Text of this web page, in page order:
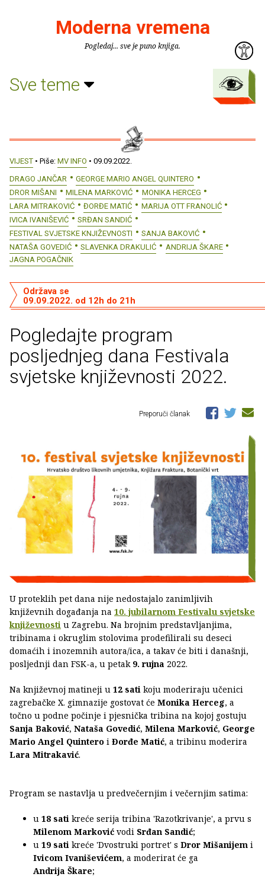
Moderna vremena
Pogledaj... sve je puno knjiga.
Sve teme
VIJEST • Piše: MV INFO • 09.09.2022.
DRAGO JANČAR
GEORGE MARIO ANGEL QUINTERO
DROR MIŠANI
MILENA MARKOVIĆ
MONIKA HERCEG
LARA MITRAKOVIĆ
ĐORĐE MATIĆ
MARIJA OTT FRANOLIĆ
IVICA IVANIŠEVIĆ
SRĐAN SANDIĆ
FESTIVAL SVJETSKE KNJIŽEVNOSTI
SANJA BAKOVIĆ
NATAŠA GOVEDIĆ
SLAVENKA DRAKULIĆ
ANDRIJA ŠKARE
JAGNA POGAČNIK
Pogledajte program
posljednjeg dana Festivala
svjetske književnosti 2022.
Održava se
09.09.2022. od 12h do 21h
Preporuči članak
U proteklih pet dana nije nedostajalo zanimljivih
književnih događanja na 10. jubilarnom Festivalu svjetske
književnosti u Zagrebu. Na brojnim predstavljanjima,
tribinama i okruglim stolovima prodefilirali su deseci
domaćih i inozemnih autora/ica, a takav će biti i današnji,
posljednji dan FSK-a, u petak 9. rujna 2022.
Na književnoj matineji u 12 sati koju moderiraju učenici
zagrebačke X. gimnazije gostovat će Monika Herceg, a
točno u podne počinje i pjesnička tribina na kojoj gostuju
Sanja Baković, Nataša Govedić, Milena Marković, George
Mario Angel Quintero i Đorđe Matić, a tribinu moderira
Lara Mitrakavić.
Program se nastavlja u predvečernjim i večernjim satima:
u 18 sati kreće serija tribina 'Razotkrivanje', a prvu s
Milenom Marković vodi Srđan Sandić;
u 19 sati kreće 'Dvostruki portret' s Dror Mišanijem i
Ivicom Ivaniševićem, a moderirat će ga
Andrija Škare;